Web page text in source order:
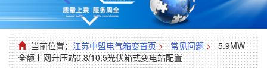
当前位置：江苏中盟电气箱变首页 > 常见问题 > 5.9MW
全额上网升压站0.8/10.5光伏箱式变电站配置